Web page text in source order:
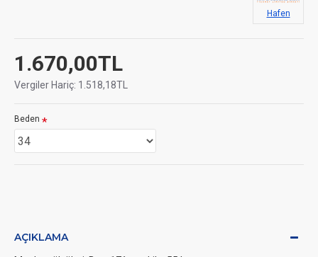
1.670,00TL
Vergiler Hariç: 1.518,18TL
Hafen
Beden
AÇIKLAMA